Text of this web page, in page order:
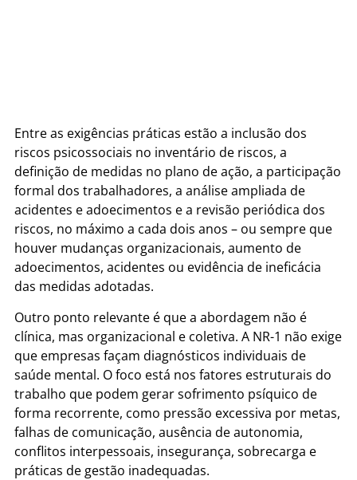
Entre as exigências práticas estão a inclusão dos
riscos psicossociais no inventário de riscos, a
definição de medidas no plano de ação, a participação
formal dos trabalhadores, a análise ampliada de
acidentes e adoecimentos e a revisão periódica dos
riscos, no máximo a cada dois anos – ou sempre que
houver mudanças organizacionais, aumento de
adoecimentos, acidentes ou evidência de ineficácia
das medidas adotadas.
Outro ponto relevante é que a abordagem não é
clínica, mas organizacional e coletiva. A NR-1 não exige
que empresas façam diagnósticos individuais de
saúde mental. O foco está nos fatores estruturais do
trabalho que podem gerar sofrimento psíquico de
forma recorrente, como pressão excessiva por metas,
falhas de comunicação, ausência de autonomia,
conflitos interpessoais, insegurança, sobrecarga e
práticas de gestão inadequadas.